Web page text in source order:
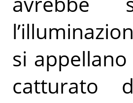
si
catturato